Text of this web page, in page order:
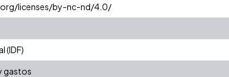
licenses/by-nc-nd/4.0/
(IDF)
gastos